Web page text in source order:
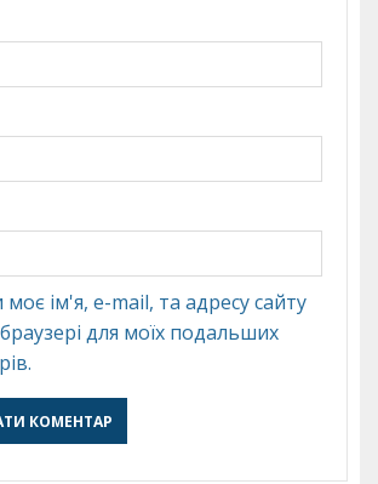
моє ім'я, e-mail, та адресу сайту
для моїх подальших